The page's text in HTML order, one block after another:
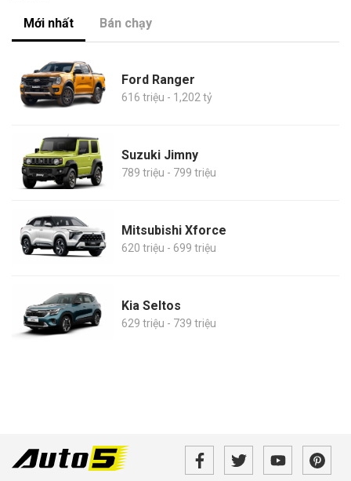
Mới nhất Bán chạy
Ford Ranger
616 triệu - 1,202 tỷ
Suzuki Jimny
789 triệu - 799 triệu
Mitsubishi Xforce
620 triệu - 699 triệu
Kia Seltos
629 triệu - 739 triệu